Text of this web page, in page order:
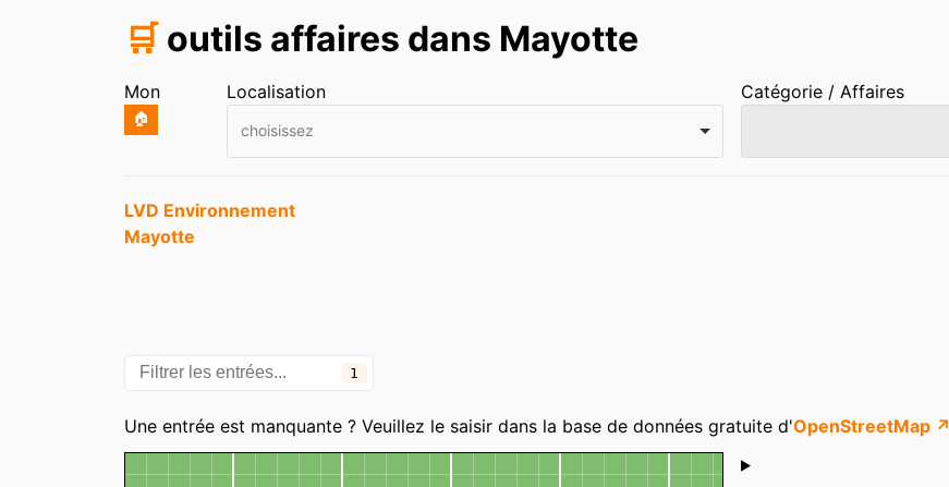
🛒 outils affaires dans Mayotte
Mon
🏠
Localisation
choisissez
Catégorie / Affaires
Entrées
LVD Environnement
Mayotte
1
Une entrée est manquante ? Veuillez le saisir dans la base de données gratuite d'OpenStreetMap ↗
Carte Shoutbox